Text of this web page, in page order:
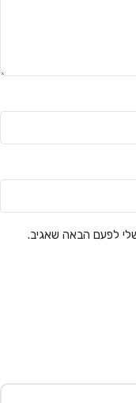
לפעם הבאה שאגיב.